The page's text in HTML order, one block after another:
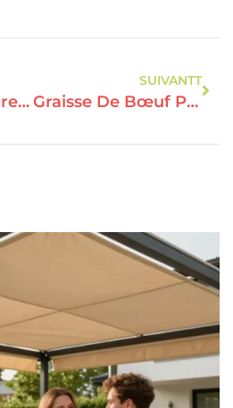
Comment Préparer Une Soupe Pois Cassés Thermomix ?
SUIVANTT
Graisse De Bœuf Pour Frites : Comment Faire La Préparation ?